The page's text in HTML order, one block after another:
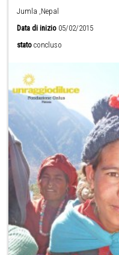
Jumla ,Nepal
Data di inizio 05/02/2015
stato concluso